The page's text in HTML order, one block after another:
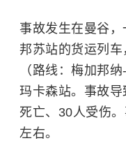
事故发生在曼谷
邦苏站的货运列
（路线：梅加邦
玛卡森站。事故
死亡、30人受伤
左右。